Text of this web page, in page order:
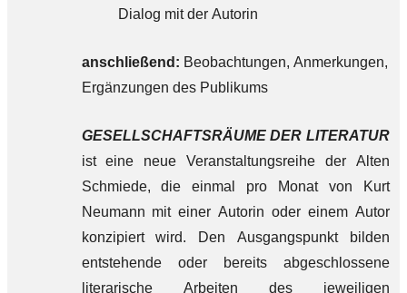
Dialog mit der Autorin
anschließend: Beobachtungen, Anmerkungen,
Ergänzungen des Publikums
GESELLSCHAFTSRÄUME DER LITERATUR
ist eine neue Veranstaltungsreihe der Alten
Schmiede, die einmal pro Monat von Kurt
Neumann mit einer Autorin oder einem Autor
konzipiert wird. Den Ausgangspunkt bilden
entstehende oder bereits abgeschlossene
literarische Arbeiten des jeweiligen